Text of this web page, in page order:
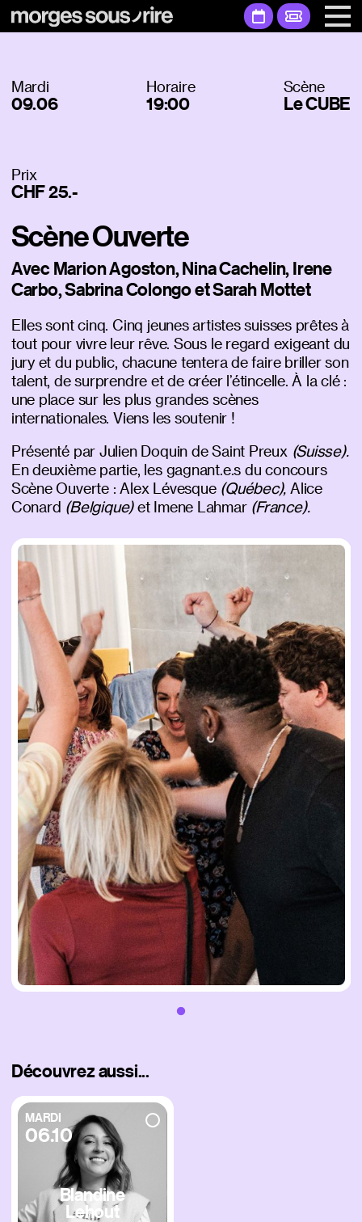
Mardi
09.06
Horaire
19:00
Scène
Le CUBE
Prix
CHF 25.-
Scène Ouverte
Avec Marion Agoston, Nina Cachelin, Irene
Carbo, Sabrina Colongo et Sarah Mottet
Elles sont cinq. Cinq jeunes artistes suisses prêtes à
tout pour vivre leur rêve. Sous le regard exigeant du
jury et du public, chacune tentera de faire briller son
talent, de surprendre et de créer l’étincelle. À la clé :
une place sur les plus grandes scènes
internationales. Viens les soutenir !
Présenté par Julien Doquin de Saint Preux (Suisse).
En deuxième partie, les gagnant.e.s du concours
Scène Ouverte : Alex Lévesque (Québec), Alice
Conard (Belgique)et Imene Lahmar(France).
Découvrez aussi...
MARDI
06.10
Blandine
Lehout